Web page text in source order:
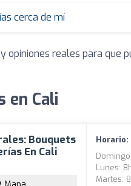
cerca de mí
opiniones reales para que
en Cali
Bouquets
En Cali
Horario:
Lunes:
Martes: